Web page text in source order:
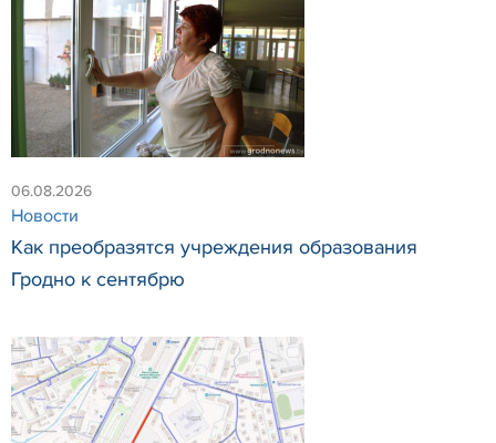
06.08.2026
Новости
Как преобразятся учреждения образования
Гродно к сентябрю